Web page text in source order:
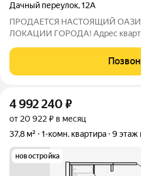
Дачный переулок,12А
ПРОДАЕТСЯ НАСТОЯЩИЙ
ЛОКАЦИИ ГОРОДА! Адрес
вся городская инфраструктура
настроение задаётся каждое утро
4 992 240 ₽
от 20 922 ₽ в месяц
37,8 м²
1-комн. квартира 9 этаж
новостройка